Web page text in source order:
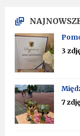
3
7